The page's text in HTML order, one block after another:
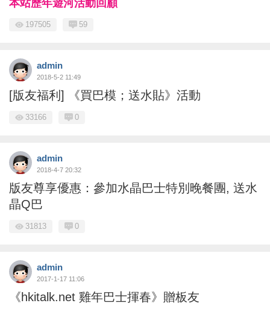
本站歷年遊河活動回顧
197505 59
admin
2018-5-2 11:49
[版友福利] 《買巴模；送水貼》活動
33166 0
admin
2018-4-7 20:32
版友尊享優惠：參加水晶巴士特別晚餐團, 送水
晶Q巴
31813 0
admin
2017-1-17 11:06
《hkitalk.net 雞年巴士揮春》贈板友